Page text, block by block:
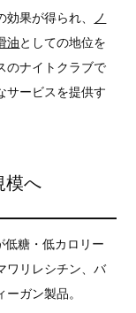
果が得られ、
ノ
油としての地位を
のナイトクラブで
サービスを提供す
模へ
糖・低カロリー
ワリレシチン、バ
ガン製品。